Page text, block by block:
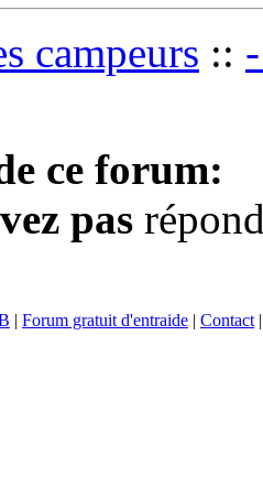
campeurs ::
ce forum:
pas
| Forum gratuit d'entraide | Contact